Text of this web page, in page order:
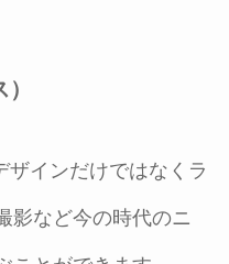
インだけではなくラ
影など今の時代のニ